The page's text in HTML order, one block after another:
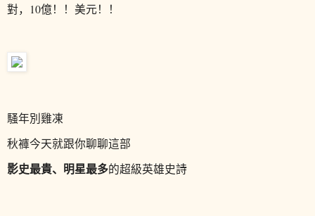
對，10億！！ 美元！！
騷年別雞凍
秋褲今天就跟你聊聊這部
影史最貴、明星最多的超級英雄史詩